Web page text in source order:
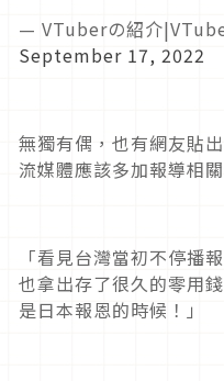
— VTuberの紹介
September 17, 2022
無獨有偶，也有網友貼
流媒體應該多加報導相
「看見台灣當初不停播
也拿出存了很久的零用
是日本報恩的時候！」